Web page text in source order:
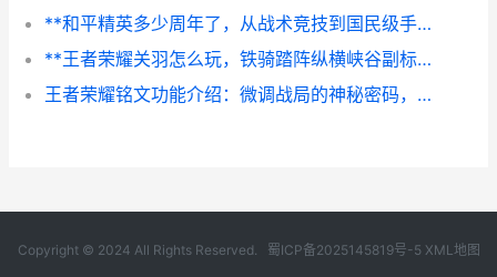
**和平精英多少周年了，从战术竞技到国民级手游的进化之路**
**王者荣耀关羽怎么玩，铁骑踏阵纵横峡谷副标题**
王者荣耀铭文功能介绍：微调战局的神秘密码，副标题：资深玩家带你解析属性搭配的胜负手
Copyright © 2024 All Rights Reserved. 蜀ICP备2025145819号-5 XML地图